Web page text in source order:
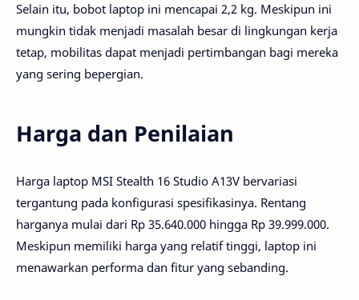
Selain itu, bobot laptop ini mencapai 2,2 kg. Meskipun ini
mungkin tidak menjadi masalah besar di lingkungan kerja
tetap, mobilitas dapat menjadi pertimbangan bagi mereka
yang sering bepergian.
Harga dan Penilaian
Harga laptop MSI Stealth 16 Studio A13V bervariasi
tergantung pada konfigurasi spesifikasinya. Rentang
harganya mulai dari Rp 35.640.000 hingga Rp 39.999.000.
Meskipun memiliki harga yang relatif tinggi, laptop ini
menawarkan performa dan fitur yang sebanding.